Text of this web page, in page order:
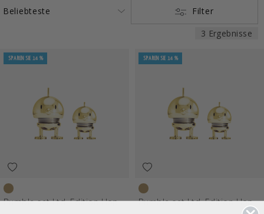
Filter
3 Ergebnisse
SPAREN SIE 14 %
Gold Bumble set Ltd. Edition Hoptimist 2 Stck.
SPAREN SIE 14 %
Gold Bumble set Ltd. Edition Hoptimist 2 Stck.